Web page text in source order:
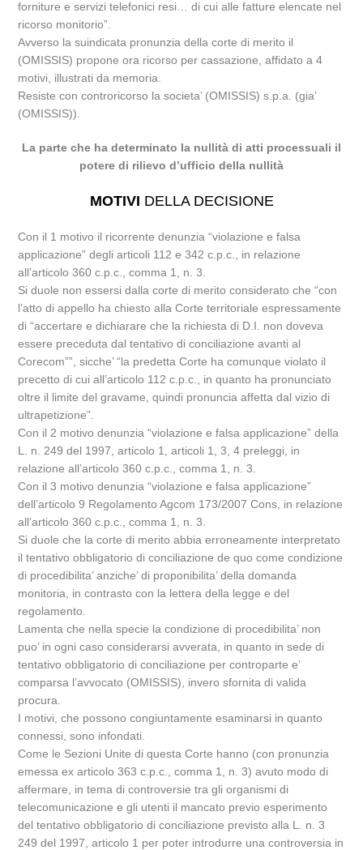
forniture e servizi telefonici resi… di cui alle fatture elencate nel
ricorso monitorio”.
Avverso la suindicata pronunzia della corte di merito il
(OMISSIS) propone ora ricorso per cassazione, affidato a 4
motivi, illustrati da memoria.
Resiste con controricorso la societa’ (OMISSIS) s.p.a. (gia’
(OMISSIS)).
La parte che ha determinato la nullità di atti processuali il
potere di rilievo d’ufficio della nullità
MOTIVI DELLA DECISIONE
Con il 1 motivo il ricorrente denunzia “violazione e falsa
applicazione” degli articoli 112 e 342 c.p.c., in relazione
all’articolo 360 c.p.c., comma 1, n. 3.
Si duole non essersi dalla corte di merito considerato che “con
l’atto di appello ha chiesto alla Corte territoriale espressamente
di “accertare e dichiarare che la richiesta di D.I. non doveva
essere preceduta dal tentativo di conciliazione avanti al
Corecom””, sicche’ “la predetta Corte ha comunque violato il
precetto di cui all’articolo 112 c.p.c., in quanto ha pronunciato
oltre il limite del gravame, quindi pronuncia affetta dal vizio di
ultrapetizione”.
Con il 2 motivo denunzia “violazione e falsa applicazione” della
L. n. 249 del 1997, articolo 1, articoli 1, 3, 4 preleggi, in
relazione all’articolo 360 c.p.c., comma 1, n. 3.
Con il 3 motivo denunzia “violazione e falsa applicazione”
dell’articolo 9 Regolamento Agcom 173/2007 Cons, in relazione
all’articolo 360 c.p.c., comma 1, n. 3.
Si duole che la corte di merito abbia erroneamente interpretato
il tentativo obbligatorio di conciliazione de quo come condizione
di procedibilita’ anziche’ di proponibilita’ della domanda
monitoria, in contrasto con la lettera della legge e del
regolamento.
Lamenta che nella specie la condizione di procedibilita’ non
puo’ in ogni caso considerarsi avverata, in quanto in sede di
tentativo obbligatorio di conciliazione per controparte e’
comparsa l’avvocato (OMISSIS), invero sfornita di valida
procura.
I motivi, che possono congiuntamente esaminarsi in quanto
connessi, sono infondati.
Come le Sezioni Unite di questa Corte hanno (con pronunzia
emessa ex articolo 363 c.p.c., comma 1, n. 3) avuto modo di
affermare, in tema di controversie tra gli organismi di
telecomunicazione e gli utenti il mancato previo esperimento
del tentativo obbligatorio di conciliazione previsto alla L. n. 3
249 del 1997, articolo 1 per poter introdurre una controversia in